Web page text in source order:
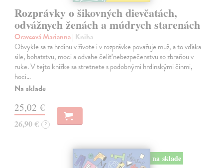
Rozprávky o šikovných dievčatách,
odvážnych ženách a múdrych starenách
Oravcová Marianna| Kniha
Obvykle sa za hrdinu v živote i v rozprávke považuje muž, a to vďaka
sile, bohatstvu, moci a odvahe čeliť nebezpečenstvu so zbraňou v
ruke. V tejto knižke sa stretnete s podobnými hrdinskými činmi,
hoci…
Na sklade
25,02 €
26,90 € ?
na sklade